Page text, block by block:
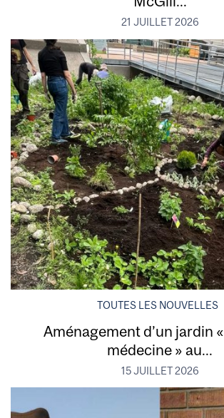
21 JUILLET 2026
TOUTES LES NOUVELLES
Aménagement d’un jardin
médecine » au...
15 JUILLET 2026